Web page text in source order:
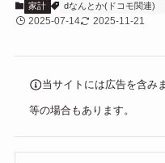
家計 dなんとか(ドコモ関連)
2025-07-14 2025-11-21
当サイトには広告を含み
等の場合もあります。